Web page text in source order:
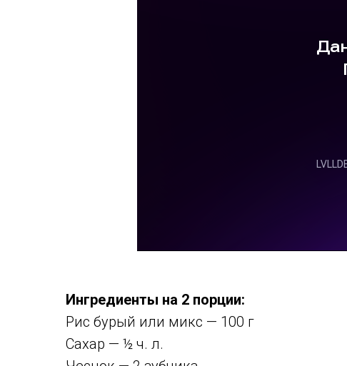
Ингредиенты на 2 порции:
Рис бурый или микс — 100 г
Сахар — ½ ч. л.